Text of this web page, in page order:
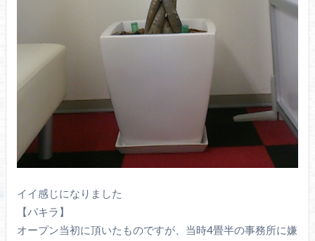
イイ感じになりました
【パキラ】
オープン当初に頂いたものですが、当時4畳半の事務所に嫌